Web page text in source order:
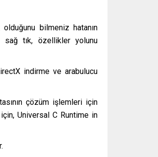
bilmeniz hatanın
sağ tık, özellikler yolunu
indirme ve arabulucu
çözüm işlemleri için
Universal C Runtime in